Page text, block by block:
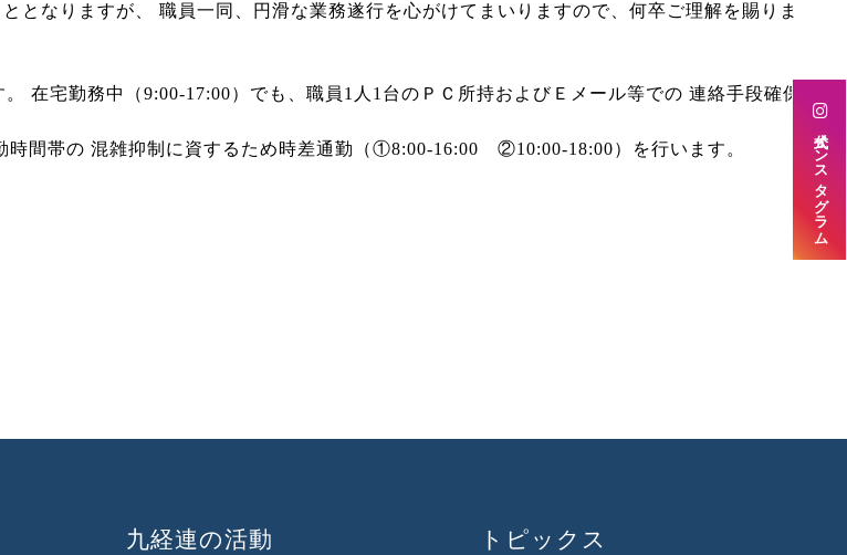
となりますが、 職員一同、円滑な業務遂行を心がけてまいりますので、何卒ご理解を賜りま
在宅勤務中（9:00-17:00）でも、職員1人1台のＰＣ所持およびＥメール等での 連絡手段確保
帯の 混雑抑制に資するため時差通勤（①8:00-16:00 ②10:00-18:00）を行います。
九経連の活動 トピックス
公式インスタグラム